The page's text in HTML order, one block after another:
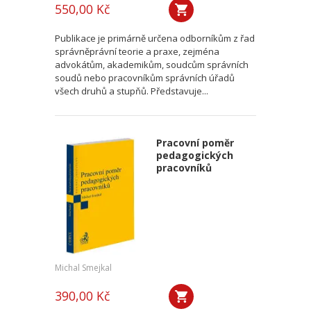
550,00 Kč
Publikace je primárně určena odborníkům z řad
správněprávní teorie a praxe, zejména
advokátům, akademikům, soudcům správních
soudů nebo pracovníkům správních úřadů
všech druhů a stupňů. Představuje...
Pracovní poměr
pedagogických
pracovníků
Michal Smejkal
390,00 Kč